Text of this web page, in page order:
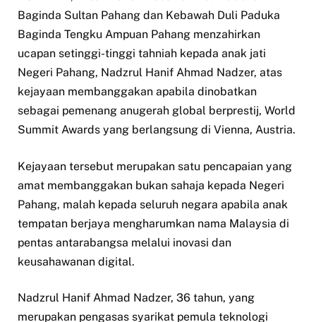
Baginda Sultan Pahang dan Kebawah Duli Paduka
Baginda Tengku Ampuan Pahang menzahirkan
ucapan setinggi-tinggi tahniah kepada anak jati
Negeri Pahang, Nadzrul Hanif Ahmad Nadzer, atas
kejayaan membanggakan apabila dinobatkan
sebagai pemenang anugerah global berprestij, World
Summit Awards yang berlangsung di Vienna, Austria.
Kejayaan tersebut merupakan satu pencapaian yang
amat membanggakan bukan sahaja kepada Negeri
Pahang, malah kepada seluruh negara apabila anak
tempatan berjaya mengharumkan nama Malaysia di
pentas antarabangsa melalui inovasi dan
keusahawanan digital.
Nadzrul Hanif Ahmad Nadzer, 36 tahun, yang
merupakan pengasas syarikat pemula teknologi